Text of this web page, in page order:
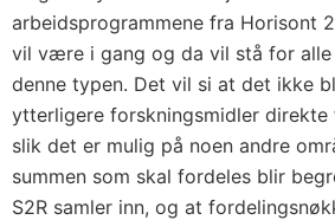
arbeidsprogrammene fra Horisont
vil være i gang og da vil stå for alle
denne typen. Det vil si at det ikke
ytterligere forskningsmidler
slik det er mulig på noen andre
summen som skal fordeles blir
S2R samler inn, og at